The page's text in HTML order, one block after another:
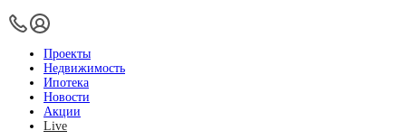
Проекты
Недвижимость
Ипотека
Новости
Акции
Live